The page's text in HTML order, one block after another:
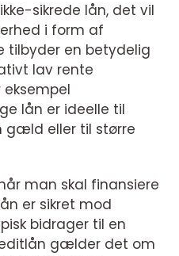
sikrede lån, det vil
i form af
tilbyder en betydelig
lav rente
lån er ideelle til
gæld eller til større
man skal finansiere
er sikret mod
bidrager til en
gælder det om